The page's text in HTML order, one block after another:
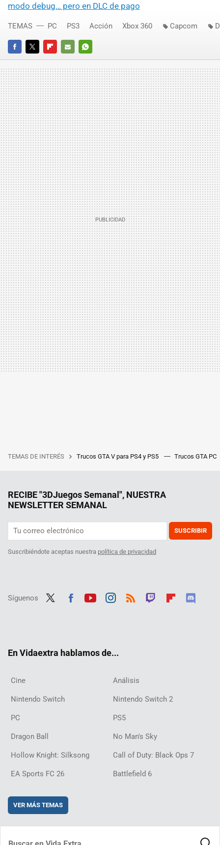
modo debug… pero en DLC de pago
FACEBOOKTWITTERFLIPBOARD
E-
MAIL
WHATSAPP
TEMAS PC PS3 Acción Xbox 360 Capcom
TEMAS DE INTERÉS Trucos GTA V para PS4 y PS5 Trucos GTA PC
RECIBE "3DJuegos Semanal", NUESTRA
NEWSLETTER SEMANAL
SUSCRIBIR
Suscribiéndote aceptas nuestra política de privacidad
Síguenos
En Vidaextra hablamos de...
Cine Análisis
Nintendo Switch Nintendo Switch 2
PC PS5
Dragon Ball No Man's Sky
Hollow Knight: Silksong Call of Duty: Black Ops 7
EA Sports FC 26 Battlefield 6
VER MÁS TEMAS